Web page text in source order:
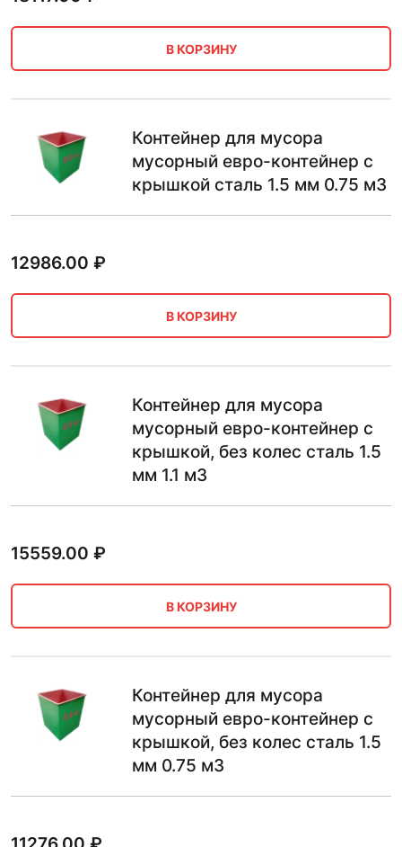
В КОРЗИНУ
Контейнер для мусора
мусорный евро-контейнер с
крышкой сталь 1.5 мм 0.75 м3
12986.00 ₽
В КОРЗИНУ
Контейнер для мусора
мусорный евро-контейнер с
крышкой, без колес сталь 1.5
мм 1.1 м3
15559.00 ₽
В КОРЗИНУ
Контейнер для мусора
мусорный евро-контейнер с
крышкой, без колес сталь 1.5
мм 0.75 м3